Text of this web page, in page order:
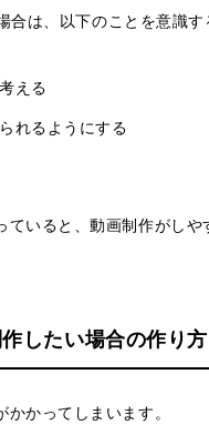
合は、以下のことを意識
える
れるようにする
いると、動画制作がし
したい場合の作り方
かってしまいます。